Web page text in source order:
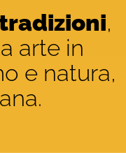
,
arte in
e natura,